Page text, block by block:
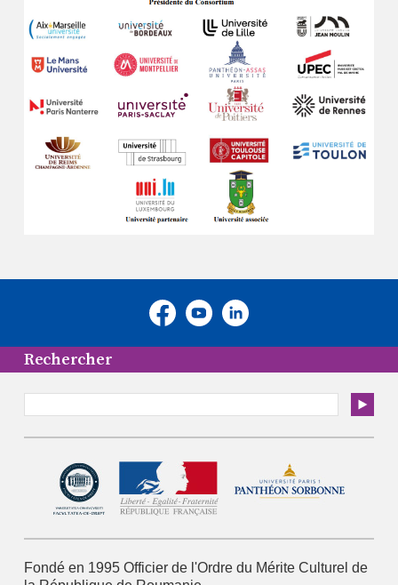
Rechercher
Fondé en 1995 Officier de l'Ordre du Mérite Culturel de